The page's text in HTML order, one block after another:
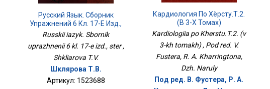
Русский Язык. Сборник
Упражнений 6 Кл. 17-Е Изд.,
Стер
Russkii iazyk. Sbornik
uprazhnenii 6 kl. 17-e izd., ster ,
Shkliarova T.V.
Шклярова Т.В.
Артикул: 1523688
Кардиология По Хёрсту.Т.2.
(в 3-Х Томах)
Kardiologiia po Kherstu.T.2. (v
3-kh tomakh) , Pod red. V.
Fustera, R. A. Kharringtona,
Dzh. Naruly
Под ред. В. Фустера, Р. А.